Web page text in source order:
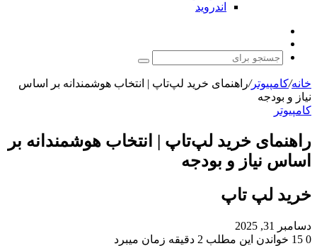
اندروید
پوسته
جستجو
برای
خانه/کامپیوتر/راهنمای خرید لپ‌تاپ | انتخاب هوشمندانه بر اساس
نیاز و بودجه
کامپیوتر
راهنمای خرید لپ‌تاپ | انتخاب هوشمندانه بر
اساس نیاز و بودجه
خرید لپ تاپ
دسامبر 31, 2025
0
خواندن این مطلب 2 دقیقه زمان میبرد